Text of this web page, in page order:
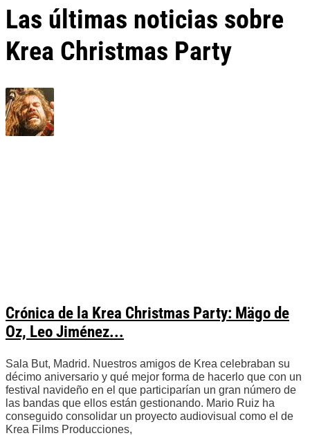
Las últimas noticias sobre
Krea Christmas Party
Crónica de la Krea Christmas Party: Mägo de
Oz, Leo Jiménez...
Sala But, Madrid. Nuestros amigos de Krea celebraban su
décimo aniversario y qué mejor forma de hacerlo que con un
festival navideño en el que participarían un gran número de
las bandas que ellos están gestionando. Mario Ruiz ha
conseguido consolidar un proyecto audiovisual como el de
Krea Films Producciones,